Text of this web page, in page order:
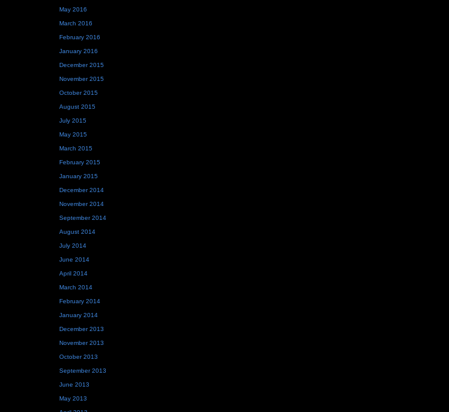
May 2016
March 2016
February 2016
January 2016
December 2015
November 2015
October 2015
August 2015
July 2015
May 2015
March 2015
February 2015
January 2015
December 2014
November 2014
September 2014
August 2014
July 2014
June 2014
April 2014
March 2014
February 2014
January 2014
December 2013
November 2013
October 2013
September 2013
June 2013
May 2013